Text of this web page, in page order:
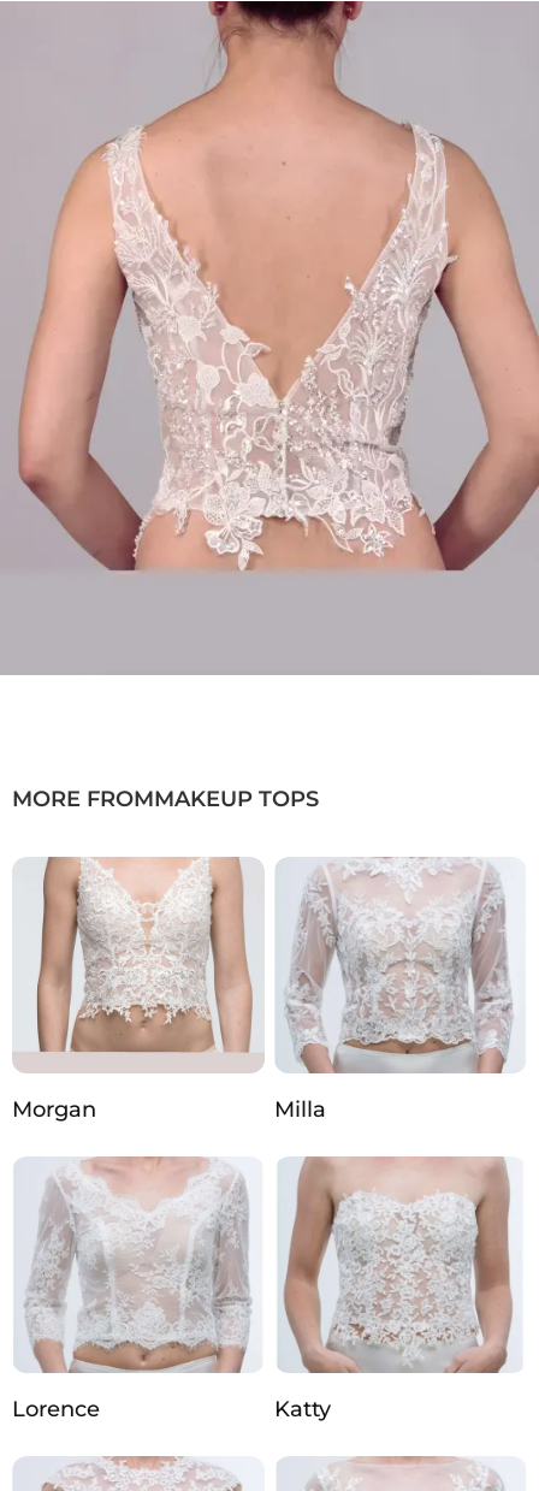
MORE FROMMAKEUP TOPS
Morgan Milla
Lorence Katty